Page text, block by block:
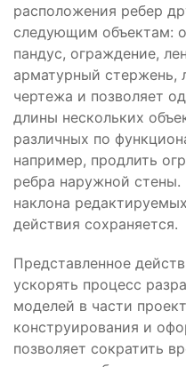
расположения ребер
следующим объектам:
пандус, ограждение,
арматурный стержень,
чертежа и позволяет
длины нескольких
различных по
например, продлить
ребра наружной
наклона
действия сохраняется.
Представленное
ускорять процесс
моделей в части
конструирования и
позволяет сократить